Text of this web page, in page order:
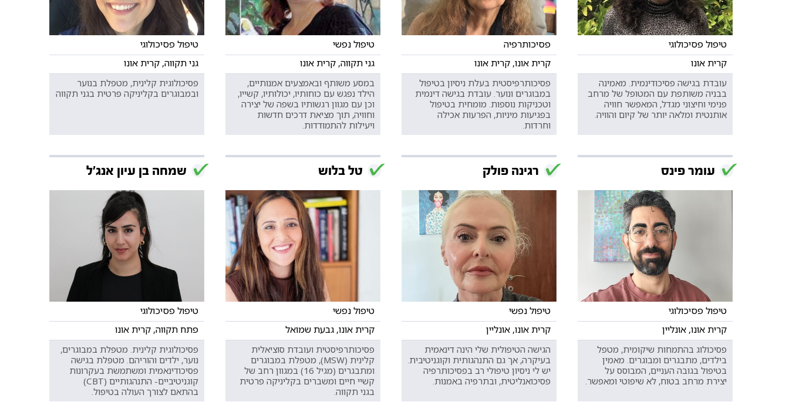
טיפול פסיכולוגי
קרית אונו
עובדת בגישה פסיכודינמית. מאמינה
בבניה משותפת עם המטופל של מרחב
פנימי וחיצוני מגדל, המאפשר חוויה
אותנטית ומלאה יותר של קיום והוויה.
פסיכותרפיה
קרית אונו, קרית אונו
פסיכותרפיסטית בעלת ניסיון בטיפול
במבוגרים ונוער. עובדת בגישה דינמית
וטכניקות נוספות. מומחית בטיפול
בפגיעות מיניות, הפרעות אכילה
וחרדות.
טיפול נפשי
גני תקווה, קרית אונו
במסע משותף ובאמצעים אמנותיים,
הילד נפגש עם כוחותיו, יכולותיו, קשייו,
וכן עם מגוון רגשותיו בשפה של יצירה
וחוויה, תוך מציאת דרכים חדשות
ויעילות להתמודדות.
טיפול פסיכולוגי
גני תקווה, קרית אונו
פסיכולוגית קלינית, מטפלת בנוער
ובמבוגרים בקליניקה פרטית בגני תקווה
עומר פינס
טיפול פסיכולוגי
קרית אונו, אונליין
פסיכולוג בהתמחות שיקומית, מטפל
בילדים, מתבגרים ומבוגרים. מאמין
בטיפול בגובה העניים, המבוסס על
יצירת מרחב בטוח, לא שיפוטי ומאפשר.
רגינה פולק
טיפול נפשי
קרית אונו, אונליין
הגישה הטיפולית שלי הינה דינאמית
בעיקרה, אך גם התנהגותית וקוגניטיבית.
יש לי ניסיון טיפולי רב בפסיכותרפיה
פסיכואנליטית, ובתרפיה באמנות.
טל בלוש
טיפול נפשי
קרית אונו, גבעת שמואל
פסיכותרפיסטית ועובדת סוציאלית
קלינית (MSW), מטפלת במבוגרים
ומתבגרים (מגיל 16) במגוון רחב של
קשיי חיים ומשברים בקליניקה פרטית
בגני תקווה.
שמחה בן עיון אנג'ל
טיפול פסיכולוגי
פתח תקווה, קרית אונו
פסיכולוגית קלינית. מטפלת במבוגרים,
נוער, ילדים והוריהם. מטפלת בגישה
פסיכודינאמית ומשתמשת בעקרונות
קוגניטיביים- התנהגותיים (CBT)
בהתאם לצורך העולה בטיפול.